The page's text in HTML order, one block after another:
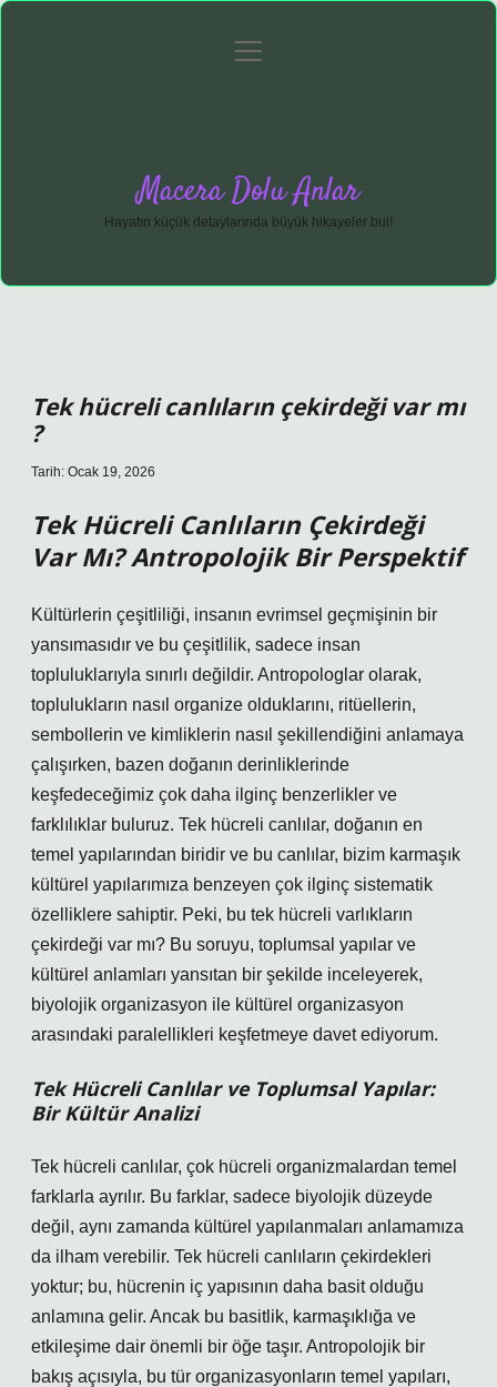
Gizlilik Politikası
menüyü
Macera Dolu Anlar
Hayatın küçük detaylarında büyük hikayeler bul!
Tek hücreli canlıların çekirdeği var mı
?
Tarih: Ocak 19, 2026
Tek Hücreli Canlıların Çekirdeği
Var Mı? Antropolojik Bir Perspektif
Kültürlerin çeşitliliği, insanın evrimsel geçmişinin bir
yansımasıdır ve bu çeşitlilik, sadece insan
topluluklarıyla sınırlı değildir. Antropologlar olarak,
toplulukların nasıl organize olduklarını, ritüellerin,
sembollerin ve kimliklerin nasıl şekillendiğini anlamaya
çalışırken, bazen doğanın derinliklerinde
keşfedeceğimiz çok daha ilginç benzerlikler ve
farklılıklar buluruz. Tek hücreli canlılar, doğanın en
temel yapılarından biridir ve bu canlılar, bizim karmaşık
kültürel yapılarımıza benzeyen çok ilginç sistematik
özelliklere sahiptir. Peki, bu tek hücreli varlıkların
çekirdeği var mı? Bu soruyu, toplumsal yapılar ve
kültürel anlamları yansıtan bir şekilde inceleyerek,
biyolojik organizasyon ile kültürel organizasyon
arasındaki paralellikleri keşfetmeye davet ediyorum.
Tek Hücreli Canlılar ve Toplumsal Yapılar:
Bir Kültür Analizi
Tek hücreli canlılar, çok hücreli organizmalardan temel
farklarla ayrılır. Bu farklar, sadece biyolojik düzeyde
değil, aynı zamanda kültürel yapılanmaları anlamamıza
da ilham verebilir. Tek hücreli canlıların çekirdekleri
yoktur; bu, hücrenin iç yapısının daha basit olduğu
anlamına gelir. Ancak bu basitlik, karmaşıklığa ve
etkileşime dair önemli bir öğe taşır. Antropolojik bir
bakış açısıyla, bu tür organizasyonların temel yapıları,